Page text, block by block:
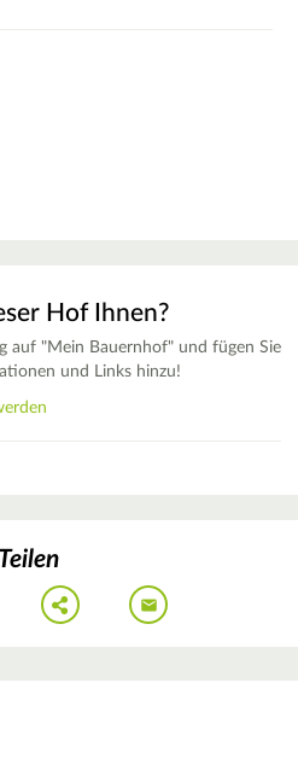
Hof Ihnen?
auf "Mein Bauernhof" und fügen Sie
und Links hinzu!
Teilen